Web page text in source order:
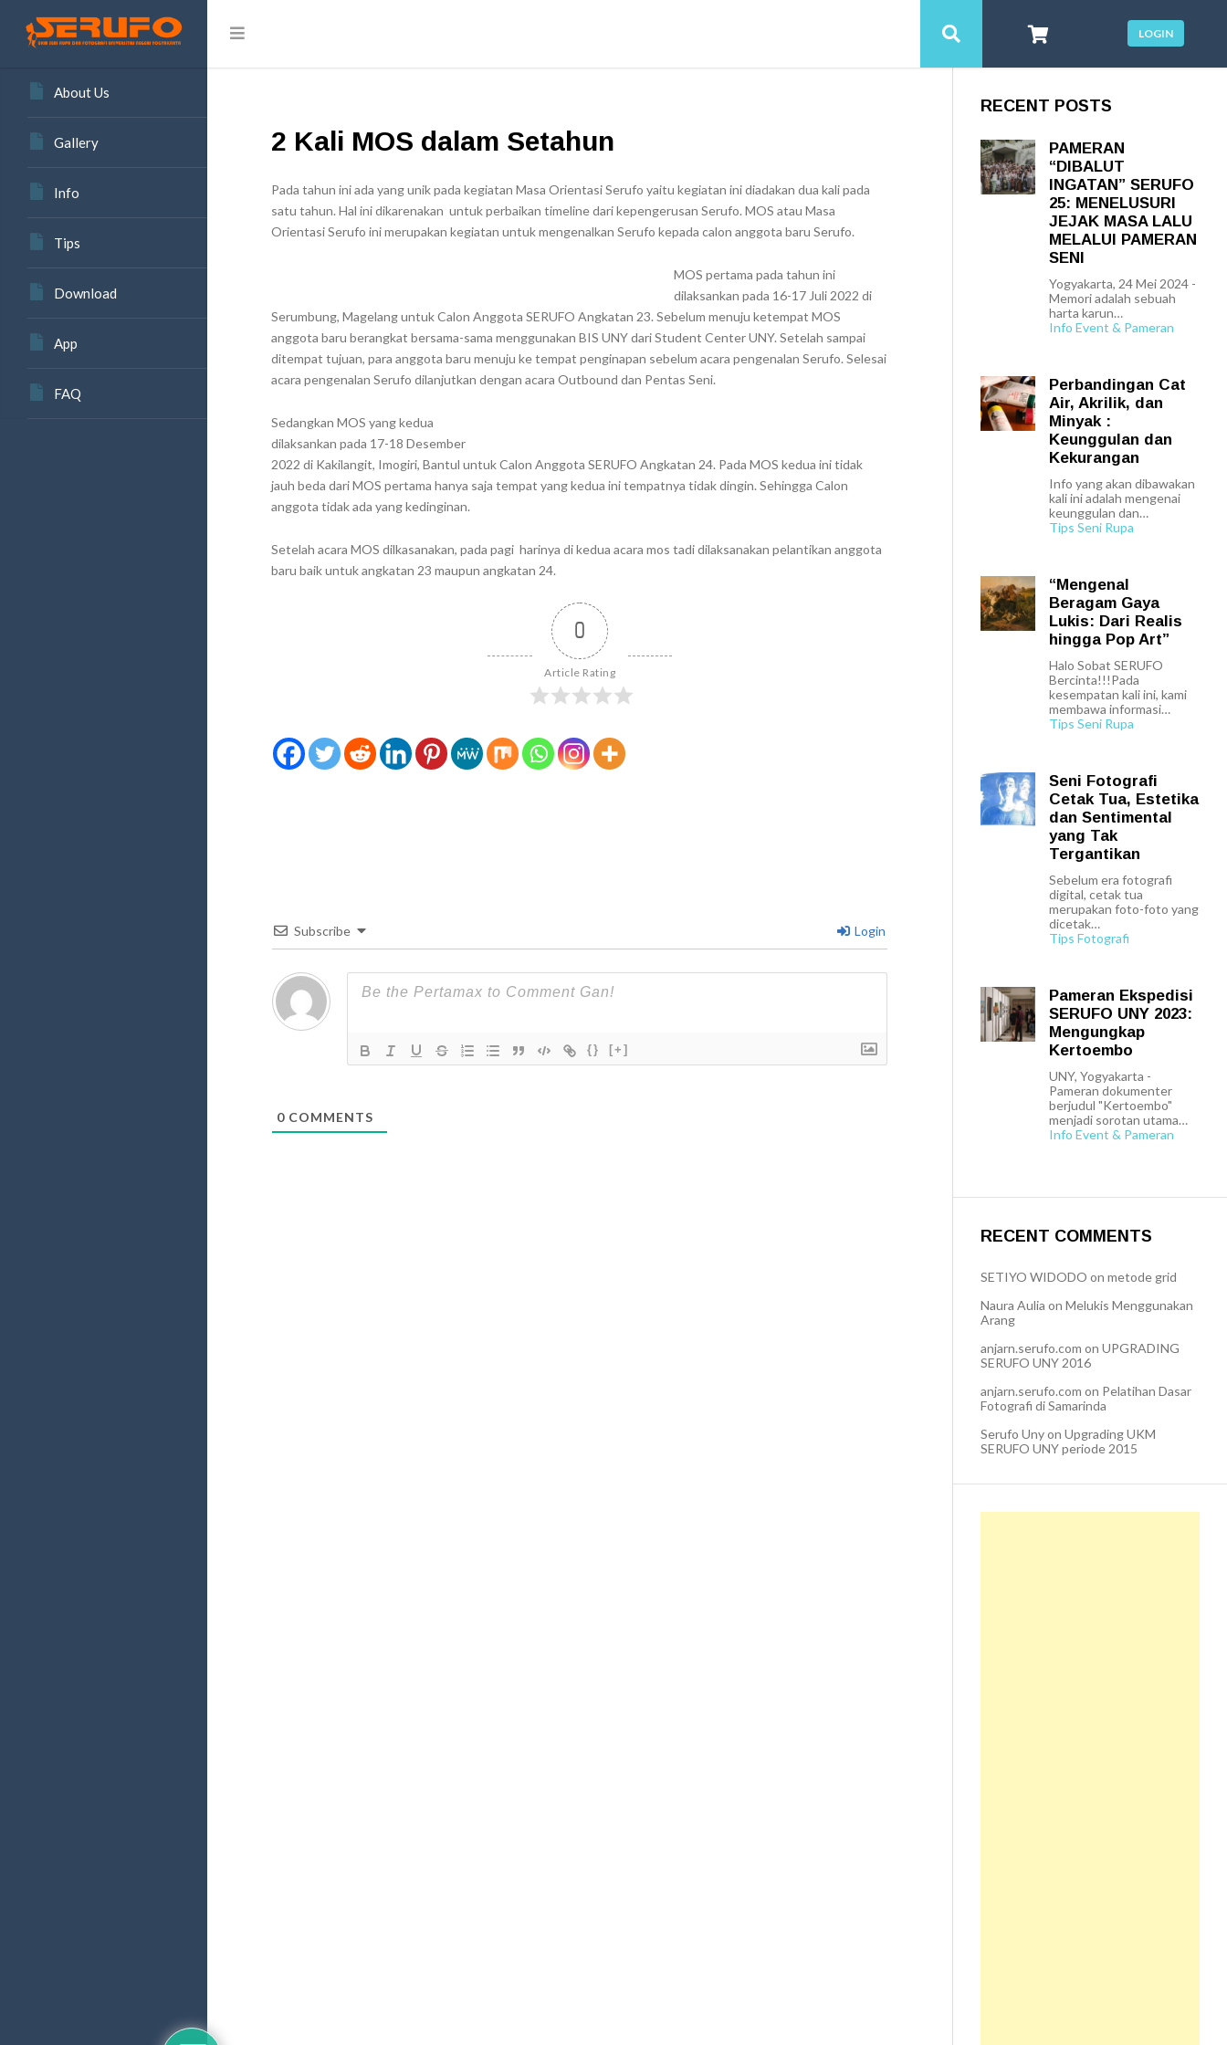
LOGIN
About Us
Gallery
Info
Tips
Download
App
FAQ
2 Kali MOS dalam Setahun
Pada tahun ini ada yang unik pada kegiatan Masa Orientasi Serufo yaitu kegiatan ini diadakan dua kali pada
satu tahun. Hal ini dikarenakan untuk perbaikan timeline dari kepengerusan Serufo. MOS atau Masa
Orientasi Serufo ini merupakan kegiatan untuk mengenalkan Serufo kepada calon anggota baru Serufo.
MOS pertama pada tahun ini
dilaksankan pada 16-17 Juli 2022 di
Serumbung, Magelang untuk Calon Anggota SERUFO Angkatan 23. Sebelum menuju ketempat MOS
anggota baru berangkat bersama-sama menggunakan BIS UNY dari Student Center UNY. Setelah sampai
ditempat tujuan, para anggota baru menuju ke tempat penginapan sebelum acara pengenalan Serufo. Selesai
acara pengenalan Serufo dilanjutkan dengan acara Outbound dan Pentas Seni.
Sedangkan MOS yang kedua
dilaksankan pada 17-18 Desember
2022 di Kakilangit, Imogiri, Bantul untuk Calon Anggota SERUFO Angkatan 24. Pada MOS kedua ini tidak
jauh beda dari MOS pertama hanya saja tempat yang kedua ini tempatnya tidak dingin. Sehingga Calon
anggota tidak ada yang kedinginan.
Setelah acara MOS dilkasanakan, pada pagi harinya di kedua acara mos tadi dilaksanakan pelantikan anggota
baru baik untuk angkatan 23 maupun angkatan 24.
0
Article Rating
Subscribe Login
{} [+]
0 COMMENTS
RECENT POSTS
PAMERAN
“DIBALUT
INGATAN” SERUFO
25: MENELUSURI
JEJAK MASA LALU
MELALUI PAMERAN
SENI
Yogyakarta, 24 Mei 2024 -
Memori adalah sebuah
harta karun…
Info Event & Pameran
Perbandingan Cat
Air, Akrilik, dan
Minyak :
Keunggulan dan
Kekurangan
Info yang akan dibawakan
kali ini adalah mengenai
keunggulan dan…
Tips Seni Rupa
“Mengenal
Beragam Gaya
Lukis: Dari Realis
hingga Pop Art”
Halo Sobat SERUFO
Bercinta!!!Pada
kesempatan kali ini, kami
membawa informasi…
Tips Seni Rupa
Seni Fotografi
Cetak Tua, Estetika
dan Sentimental
yang Tak
Tergantikan
Sebelum era fotografi
digital, cetak tua
merupakan foto-foto yang
dicetak…
Tips Fotografi
Pameran Ekspedisi
SERUFO UNY 2023:
Mengungkap
Kertoembo
UNY, Yogyakarta -
Pameran dokumenter
berjudul "Kertoembo"
menjadi sorotan utama…
Info Event & Pameran
RECENT COMMENTS
SETIYO WIDODO on metode grid
Naura Aulia on Melukis Menggunakan
Arang
anjarn.serufo.com on UPGRADING
SERUFO UNY 2016
anjarn.serufo.com on Pelatihan Dasar
Fotografi di Samarinda
Serufo Unyon Upgrading UKM
SERUFO UNY periode 2015